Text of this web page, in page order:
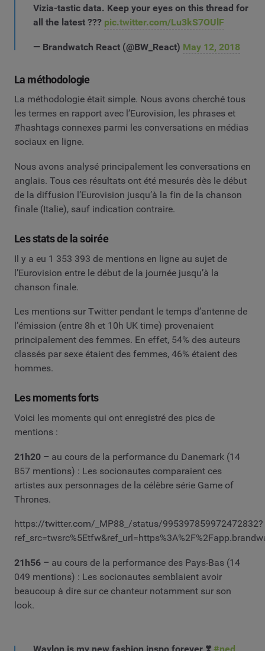
Vizia-tastic data. Keep your eyes on this thread for
all the latest ??? pic.twitter.com/Lu3kS7OUlF
— Brandwatch React (@BW_React) May 12, 2018
La méthodologie
La méthodologie était simple. Nous avons cherché tous
les termes en rapport avec l’Eurovision, les phrases et
#hashtags connexes parmi les conversations en médias
sociaux en ligne.
Nous avons analysé principalement les conversations en
anglais. Tous ces résultats ont été mesurés dès le début
de la diffusion l’Eurovision jusqu’à la fin de la chanson
finale (Italie), sauf indication contraire.
Les stats de la soirée
Il y a eu 1 353 393 de mentions en ligne au sujet de
l’Eurovision entre le début de la journée jusqu’à la
chanson finale.
Les mentions sur Twitter pendant le temps d’antenne de
l’émission (entre 8h et 10h UK time) provenaient
principalement des femmes. En effet, 54% des auteurs
classés par sexe étaient des femmes, 46% étaient des
hommes.
Les moments forts
Voici les moments qui ont enregistré des pics de
mentions :
21h20 – au cours de la performance du Danemark (14
857 mentions) : Les socionautes comparaient ces
artistes aux personnages de la célèbre série Game of
Thrones.
https://twitter.com/_MP88_/status/995397859972472832?
21h56 – au cours de la performance des Pays-Bas (14
049 mentions) : Les socionautes semblaient avoir
beaucoup à dire sur ce chanteur notamment sur son
look.
Waylon is my new fashion inspo forever ❣️ #ned